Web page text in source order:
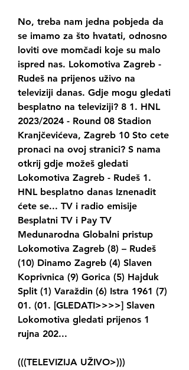
No, treba nam jedna pobjeda da
se imamo za što hvatati, odnosno
loviti ove momčadi koje su malo
ispred nas. Lokomotiva Zagreb -
Rudeš na prijenos uživo na
televiziji danas. Gdje mogu gledati
besplatno na televiziji? 8 1. HNL
2023/2024 - Round 08 Stadion
Kranjčevićeva, Zagreb 10 Sto cete
pronaci na ovoj stranici? S nama
otkrij gdje možeš gledati
Lokomotiva Zagreb - Rudeš 1.
HNL besplatno danas Iznenadit
ćete se... TV i radio emisije
Besplatni TV i Pay TV
Medunarodna Globalni pristup
Lokomotiva Zagreb (8) – Rudeš
(10) Dinamo Zagreb (4) Slaven
Koprivnica (9) Gorica (5) Hajduk
Split (1) Varaždin (6) Istra 1961 (7)
01. (01. [GLEDATI>>>>] Slaven
Lokomotiva gledati prijenos 1
rujna 202...
(((TELEVIZIJA UŽIVO>)))